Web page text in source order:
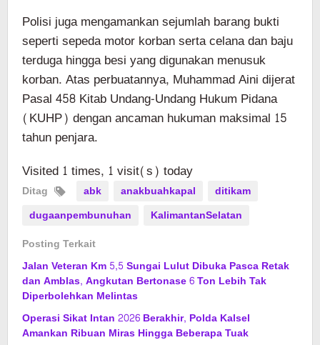
Polisi juga mengamankan sejumlah barang bukti
seperti sepeda motor korban serta celana dan baju
terduga hingga besi yang digunakan menusuk
korban. Atas perbuatannya, Muhammad Aini dijerat
Pasal 458 Kitab Undang-Undang Hukum Pidana
(KUHP) dengan ancaman hukuman maksimal 15
tahun penjara.
Visited 1 times, 1 visit(s) today
Ditag abk anakbuahkapal
ditikam
dugaanpembunuhan
KalimantanSelatan
Posting Terkait
Jalan Veteran Km 5,5 Sungai Lulut Dibuka Pasca Retak
dan Amblas, Angkutan Bertonase 6 Ton Lebih Tak
Diperbolehkan Melintas
Operasi Sikat Intan 2026 Berakhir, Polda Kalsel
Amankan Ribuan Miras Hingga Beberapa Tuak